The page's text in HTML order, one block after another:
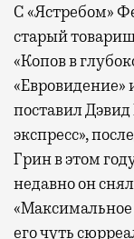
С «Ястребом»
старый
«Копов в
«Евровидение»
поставил
экспресс»,
Грин в этом
недавно он
«Максимальное
его чуть